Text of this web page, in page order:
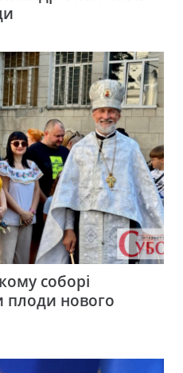
соборі
нового